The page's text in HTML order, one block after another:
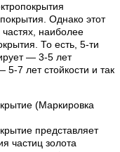
Однако этот
наиболее
То есть, 5-ти
— 3-5 лет
7 лет стойкости и так
(Маркировка
представляет
частиц золота